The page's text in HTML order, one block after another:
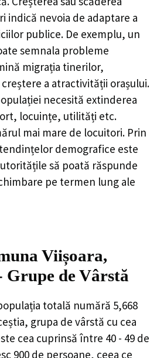
indică nevoia de adaptare a
publice. De exemplu, un
semnala probleme
migrația tinerilor,
a atractivității orașului.
necesită extinderea
locuințe, utilități etc.
mai mare de locuitori. Prin
demografice este
să poată răspunde
pe termen lung ale
Viișoara,
de Vârstă
totală numără 5,668
grupa de vârstă cu cea
cea cuprinsă între 40 - 49 de
900 de persoane, ceea ce